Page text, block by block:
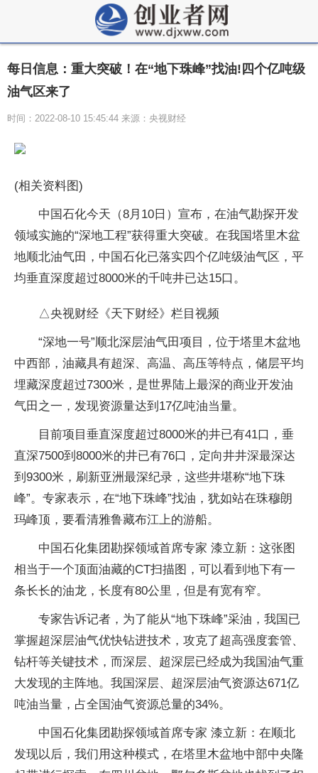
每日信息：重大突破！在“地下珠峰”找油!四个亿吨级
油气区来了
时间：2022-08-10 15:45:44 来源：央视财经
(相关资料图)
中国石化今天（8月10日）宣布，在油气勘探开发
领域实施的“深地工程”获得重大突破。在我国塔里木盆
地顺北油气田，中国石化已落实四个亿吨级油气区，平
均垂直深度超过8000米的千吨井已达15口。
△央视财经《天下财经》栏目视频
“深地一号”顺北深层油气田项目，位于塔里木盆地
中西部，油藏具有超深、高温、高压等特点，储层平均
埋藏深度超过7300米，是世界陆上最深的商业开发油
气田之一，发现资源量达到17亿吨油当量。
目前项目垂直深度超过8000米的井已有41口，垂
直深7500到8000米的井已有76口，定向井井深最深达
到9300米，刷新亚洲最深纪录，这些井堪称“地下珠
峰”。专家表示，在“地下珠峰”找油，犹如站在珠穆朗
玛峰顶，要看清雅鲁藏布江上的游船。
中国石化集团勘探领域首席专家 漆立新：这张图
相当于一个顶面油藏的CT扫描图，可以看到地下有一
条长长的油龙，长度有80公里，但是有宽有窄。
专家告诉记者，为了能从“地下珠峰”采油，我国已
掌握超深层油气优快钻进技术，攻克了超高强度套管、
钻杆等关键技术，而深层、超深层已经成为我国油气重
大发现的主阵地。我国深层、超深层油气资源达671亿
吨油当量，占全国油气资源总量的34%。
中国石化集团勘探领域首席专家 漆立新：在顺北
发现以后，我们用这种模式，在塔里木盆地中部中央隆